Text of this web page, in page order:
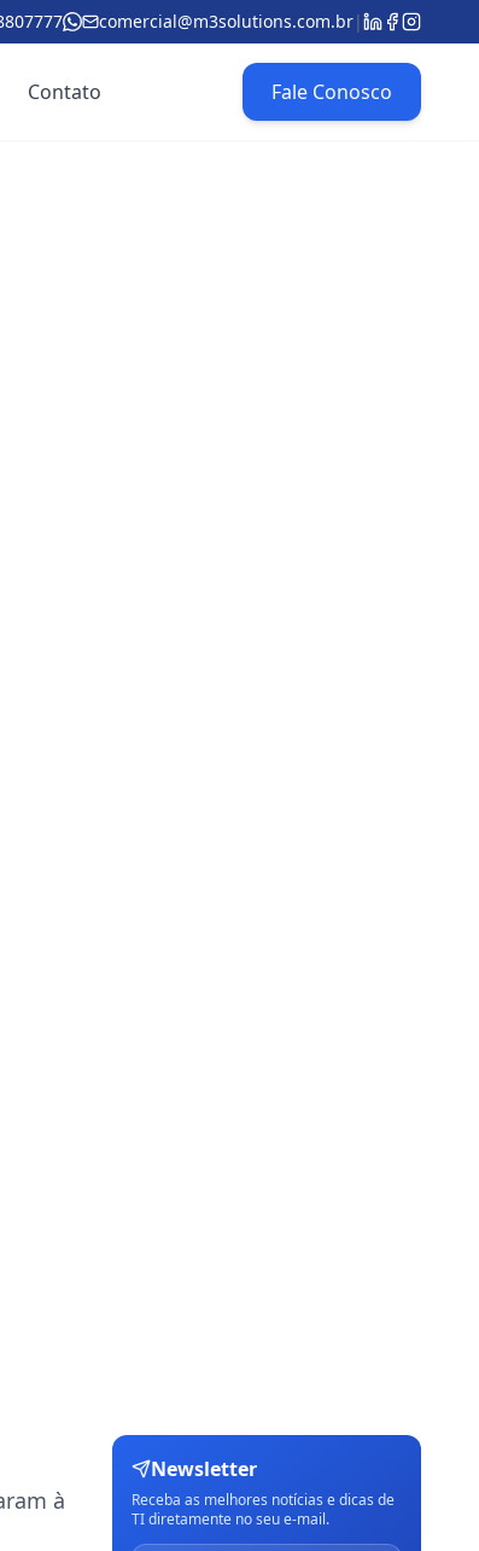
comercial@m3solutions.com.br|
Contato Fale Conosco
à
Newsletter
Receba as melhores notícias e dicas de
TI diretamente no seu e-mail.